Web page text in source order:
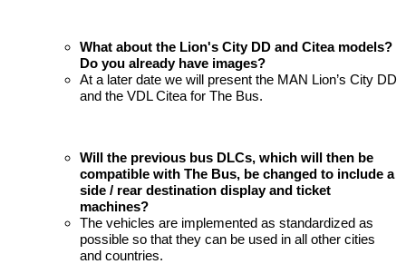
What about the Lion's City DD and Citea models?
Do you already have images?
At a later date we will present the MAN Lion’s City DD
and the VDL Citea for The Bus.
Will the previous bus DLCs, which will then be
compatible with The Bus, be changed to include a
side / rear destination display and ticket
machines?
The vehicles are implemented as standardized as
possible so that they can be used in all other cities
and countries.